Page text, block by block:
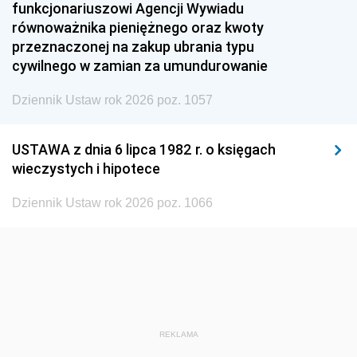
1948 1947
1945 1944 1939
1938 1937 1936
1935 1934
1929 1928 1927
funkcjonariuszowi Agencji Wywiadu
równoważnika pieniężnego oraz kwoty
przeznaczonej na zakup ubrania typu
cywilnego w zamian za umundurowanie
Dziennik Ustaw rok 2026 poz. 1057
USTAWA z dnia 6 lipca 1982 r. o księgach
wieczystych i hipotece
Dziennik Ustaw rok 2026 poz. 1066
REKLAMA